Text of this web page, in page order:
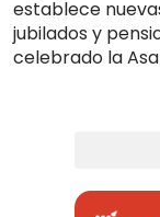
establece
jubilados y
celebrado la